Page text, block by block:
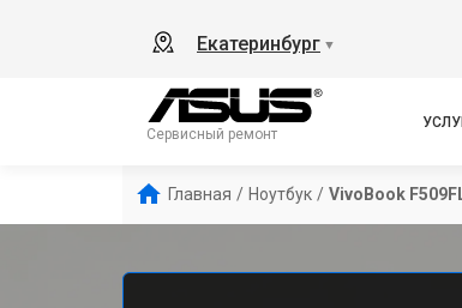
Екатеринбург ▼
Сервисный ремонт
Главная / Ноутбук / VivoBook